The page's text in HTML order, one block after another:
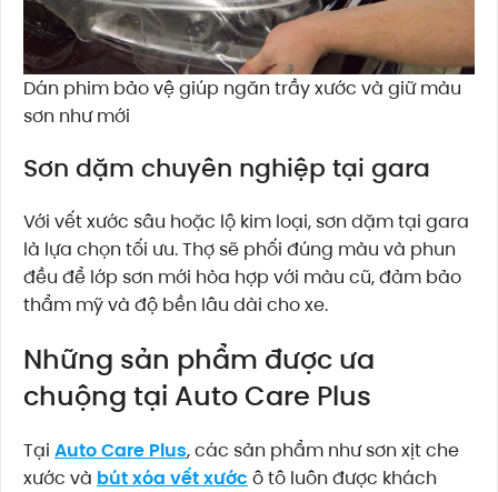
Dán phim bảo vệ giúp ngăn trầy xước và giữ màu
sơn như mới
Sơn dặm chuyên nghiệp tại gara
Với vết xước sâu hoặc lộ kim loại, sơn dặm tại gara
là lựa chọn tối ưu. Thợ sẽ phối đúng màu và phun
đều để lớp sơn mới hòa hợp với màu cũ, đảm bảo
thẩm mỹ và độ bền lâu dài cho xe.
Những sản phẩm được ưa
chuộng tại Auto Care Plus
Tại Auto Care Plus, các sản phẩm như sơn xịt che
xước và bút xóa vết xước ô tô luôn được khách